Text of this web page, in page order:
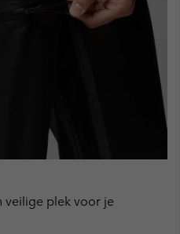
veilige plek voor je